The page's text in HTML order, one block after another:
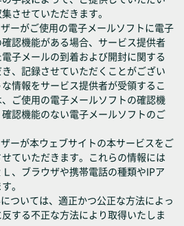
させていただきます。
ーがご使用の電子メールソフトに電子
認機能がある場合、サービス提供者
子メールの到着および開封に関する
、記録させていただくことがござい
情報をサービス提供者が受領するこ
ご使用の電子メールソフトの確認機
認機能のない電子メールソフトのご
ーが本ウェブサイトの本サービスをご
ていただきます。これらの情報には
、ブラウザや携帯電話の種類やIPア
。
ついては、適正かつ公正な方法によっ
する不正な方法により取得いたしま